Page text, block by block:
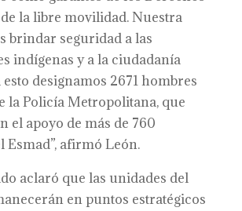
la libre movilidad. Nuestra
brindar seguridad a las
indígenas y a la ciudadanía
esto designamos 2671 hombres
la Policía Metropolitana, que
el apoyo de más de 760
Esmad”, afirmó León.
aclaró que las unidades del
en puntos estratégicos